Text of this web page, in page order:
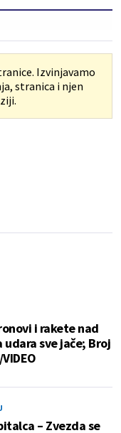
Izvinjavamo
stranica i njen
i rakete nad
sve jače; Broj
– Zvezda se